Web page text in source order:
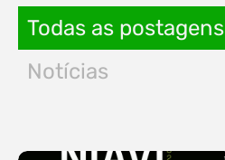
Todas as postagens
Notícias